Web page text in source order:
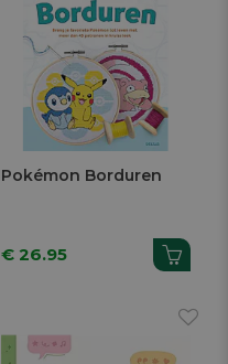
Pokémon Borduren
€ 26.95